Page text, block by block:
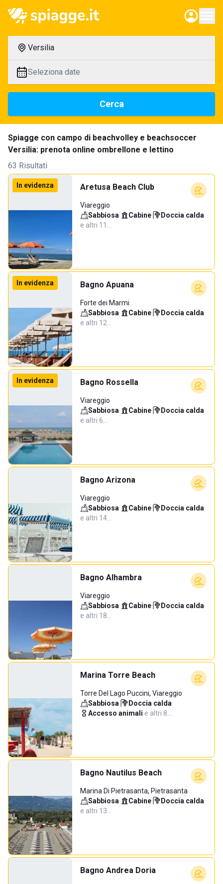
Versilia
Seleziona date
Cerca
Spiagge con campo di beachvolley e beachsoccer
Versilia: prenota online ombrellone e lettino
63 Risultati
In evidenza Aretusa Beach Club
Viareggio
Sabbiosa· Cabine· Doccia calda·
e altri 11…
In evidenza Bagno Apuana
Forte dei Marmi
Sabbiosa· Cabine· Doccia calda·
e altri 12…
In evidenza Bagno Rossella
Viareggio
Sabbiosa· Cabine· Doccia calda·
e altri 6…
Bagno Arizona
Viareggio
Sabbiosa· Cabine· Doccia calda·
e altri 14…
Bagno Alhambra
Viareggio
Sabbiosa· Cabine· Doccia calda·
e altri 18…
Marina Torre Beach
Torre Del Lago Puccini, Viareggio
Sabbiosa· Doccia calda·
Accesso animali·e altri 8…
Bagno Nautilus Beach
Marina Di Pietrasanta, Pietrasanta
Sabbiosa· Cabine· Doccia calda·
e altri 13…
Bagno Andrea Doria